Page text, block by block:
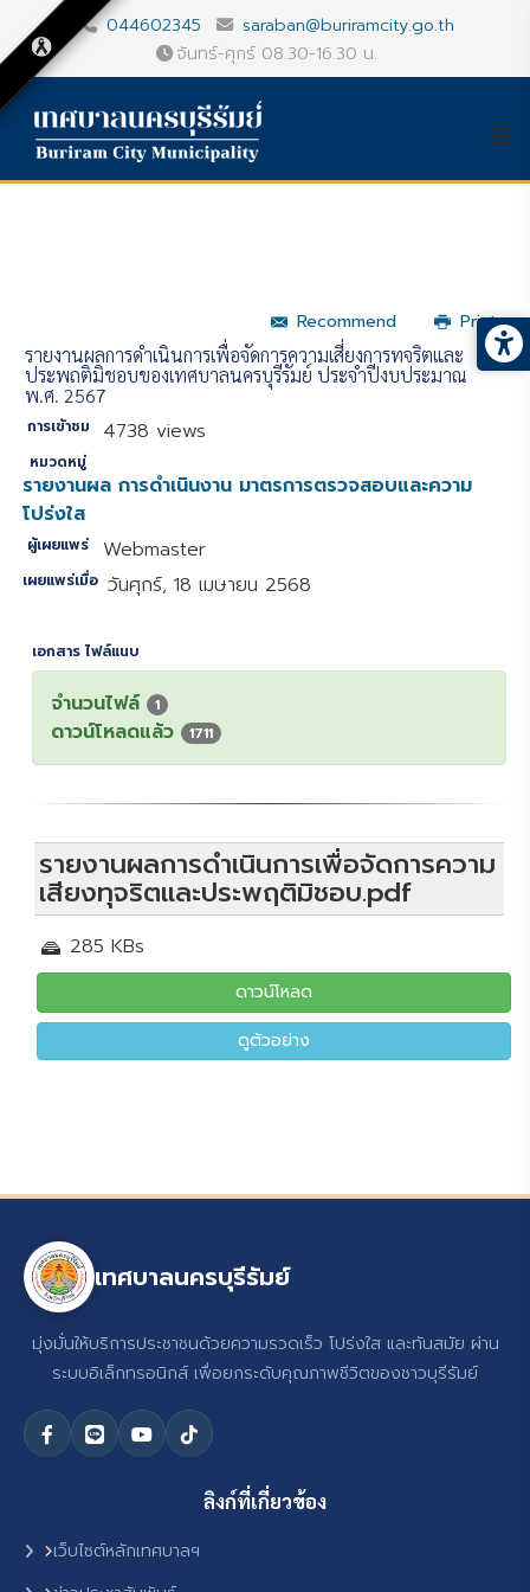
044602345
saraban@buriramcity.go.th
จันทร์-ศุกร์ 08.30-16.30 น.
Recommend
Print
รายงานผลการดำเนินการเพื่อจัดการความเสี่ยงการทุจริตและ
ประพฤติมิชอบของเทศบาลนครบุรีรัมย์ ประจำปีงบประมาณ
พ.ศ. 2567
การเข้าชม 4738 views
หมวดหมู่
รายงานผล การดำเนินงาน มาตรการตรวจสอบและความ
โปร่งใส
ผู้เผยแพร่ Webmaster
เผยแพร่เมื่อ วันศุกร์, 18 เมษายน 2568
เอกสาร ไฟล์แนบ
จำนวนไฟล์ 1
ดาวน์โหลดแล้ว 1711
รายงานผลการดำเนินการเพื่อจัดการความ
เสียงทุจริตและประพฤติมิชอบ.pdf
285 KBs
ดาวน์โหลด
ดูตัวอย่าง
เทศบาลนครบุรีรัมย์
มุ่งมั่นให้บริการประชาชนด้วยความรวดเร็ว โปร่งใส และทันสมัย ผ่าน
ระบบอิเล็กทรอนิกส์ เพื่อยกระดับคุณภาพชีวิตของชาวบุรีรัมย์
ลิงก์ที่เกี่ยวข้อง
เว็บไซต์หลักเทศบาลฯ